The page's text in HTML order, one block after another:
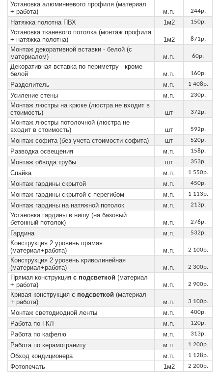
Установка алюминиевого профиля (материал
+ работа)
м.п. 244р.
Натяжка полотна ПВХ 1м2 150р.
Установка тканевого потолка (монтаж профиля
+ натяжка полотна)
1м2 871р.
Монтаж декоративной вставки - белой (с
материалом)
м.п. 60р.
Декоративная вставка по периметру - кроме
белой
м.п. 160р.
Разделитель м.п. 1 408р.
Усиление стены м.п. 230р.
Монтаж люстры на крюке (люстра не входит в
стоимость)
шт 372р.
Монтаж люстры потолочной (люстра не
входит в стоимость)
шт 592р.
Монтаж софита (без учета стоимости софита) шт 520р.
Разводка освещения м.п. 158р.
Монтаж обвода трубы шт 353р.
Спайка м.п. 1 550р.
Монтаж гардины скрытой м.п. 450р.
Монтаж гардины скрытой с перегибом м.п. 1 113р.
Монтаж гардины на натяжной потолок м.п. 213р.
Установка гардины в нишу (на базовый
бетонный потолок)
м.п. 276р.
Гардина м.п. 532р.
Конструкция 2 уровень прямая
(материал+работа)
м.п. 2 100р.
Конструкция 2 уровень криволинейная
(материал+работа)
м.п. 2 300р.
Прямая конструкция с подсветкой (материал
+ работа)
м.п. 2 900р.
Кривая конструкция с подсветкой (материал
+ работа)
м.п. 3 100р.
Монтаж светодиодной ленты м.п. 400р.
Работа по ГКЛ м.п. 120р.
Работа по кафелю м.п. 313р.
Работа по керамограниту м.п. 1 200р.
Обход кондиционера м.п. 1 128р.
Фотопечать 1м2 2 200р.